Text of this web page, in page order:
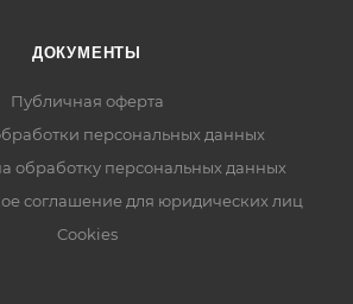
ДОКУМЕНТЫ
Публичная оферта
персональных данных
обработку персональных данных
соглашение для юридических лиц
Cookies